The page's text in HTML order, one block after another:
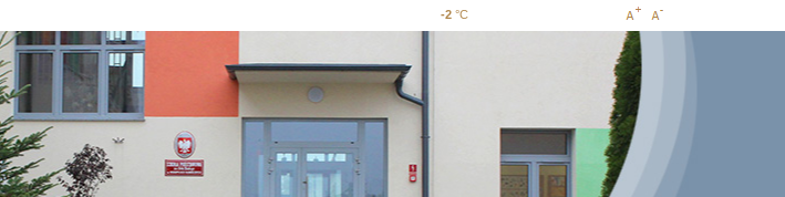
-2 °C Increase
font size
Decrease